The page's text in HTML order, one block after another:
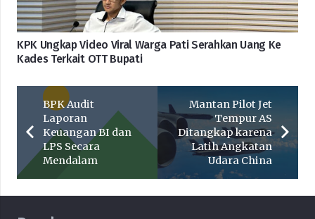
KPK Ungkap Video Viral Warga Pati Serahkan Uang Ke
Kades Terkait OTT Bupati
BPK Audit
Laporan
Keuangan BI dan
LPS Secara
Mendalam
Mantan Pilot Jet
Tempur AS
Ditangkap karena
Latih Angkatan
Udara China